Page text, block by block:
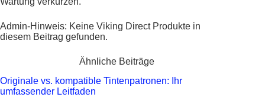
Admin-Hinweis: Keine Viking Direct Produkte in
diesem Beitrag gefunden.
Ähnliche Beiträge
Originale vs. kompatible Tintenpatronen: Ihr
umfassender Leitfaden